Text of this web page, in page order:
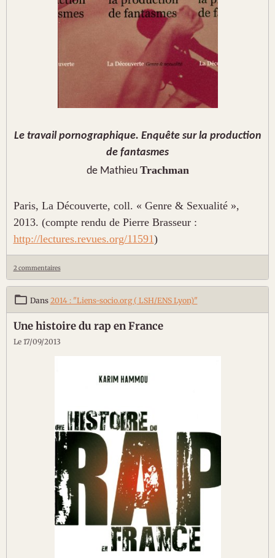
Le travail pornographique. Enquête sur la production
de fantasmes
de Mathieu Trachman
Paris, La Découverte, coll. « Genre & Sexualité »,
2013. (compte rendu de Pierre Brasseur :
http://lectures.revues.org/11591)
2 commentaires
Dans 2014 : "Liens-socio.org ( LSH/ENS Lyon)"
Une histoire du rap en France
Le 17/09/2013